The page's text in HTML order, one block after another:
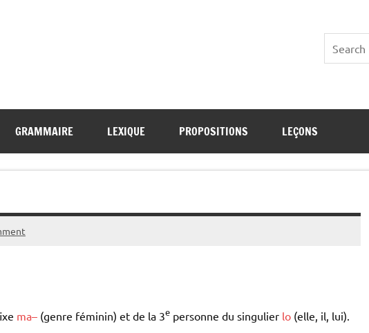
GRAMMAIRE LEXIQUE PROPOSITIONS LEÇONS
ma–(genre féminin) et de la 3epersonne du singulier lo(elle, il, lui).